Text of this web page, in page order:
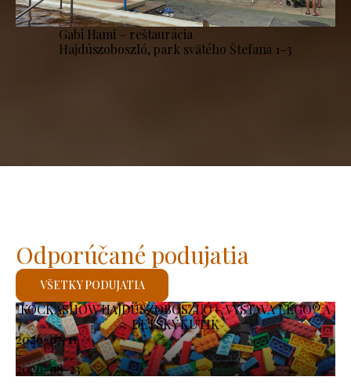
Gabi Hami – reštaurácia
Hajdúszoboszló, park svätého Štefana 1–3
KOCKASHOW HAJDÚSZOBOSZLÓ – VÝSTAVA LEGO® A
DETSKÝ KÚTIK
2026-07-11
-
2026-08-23
Odporúčané podujatia
VŠETKY PODUJATIA